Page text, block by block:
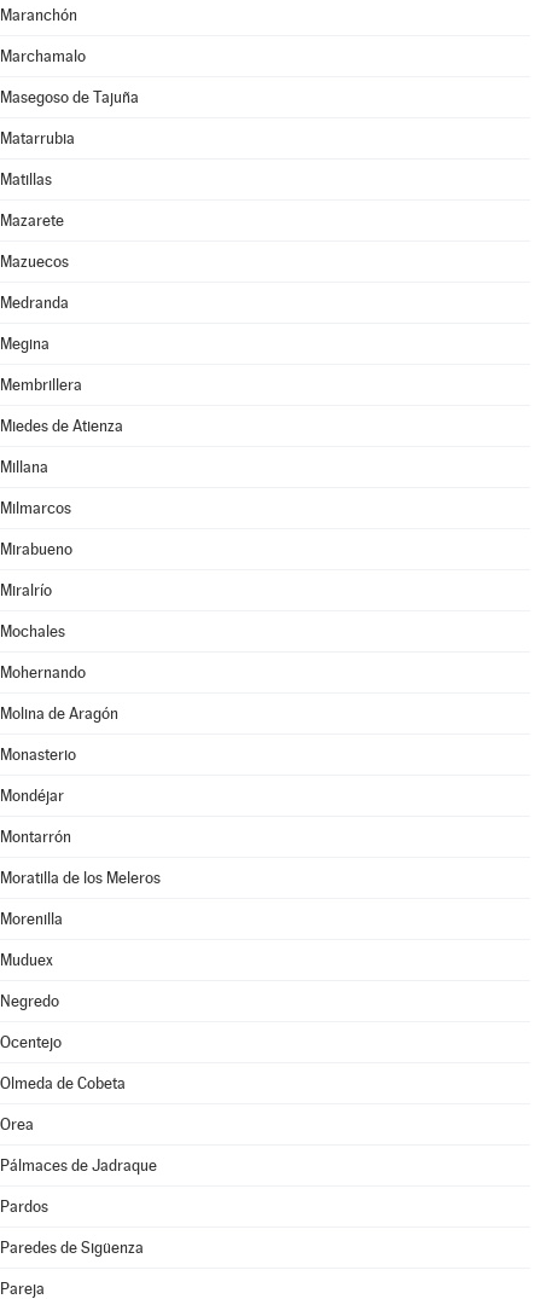
Maranchón
Marchamalo
Masegoso de Tajuña
Matarrubia
Matillas
Mazarete
Mazuecos
Medranda
Megina
Membrillera
Miedes de Atienza
Millana
Milmarcos
Mirabueno
Miralrío
Mochales
Mohernando
Molina de Aragón
Monasterio
Mondéjar
Montarrón
Moratilla de los Meleros
Morenilla
Muduex
Negredo
Ocentejo
Olmeda de Cobeta
Orea
Pálmaces de Jadraque
Pardos
Paredes de Sigüenza
Pareja